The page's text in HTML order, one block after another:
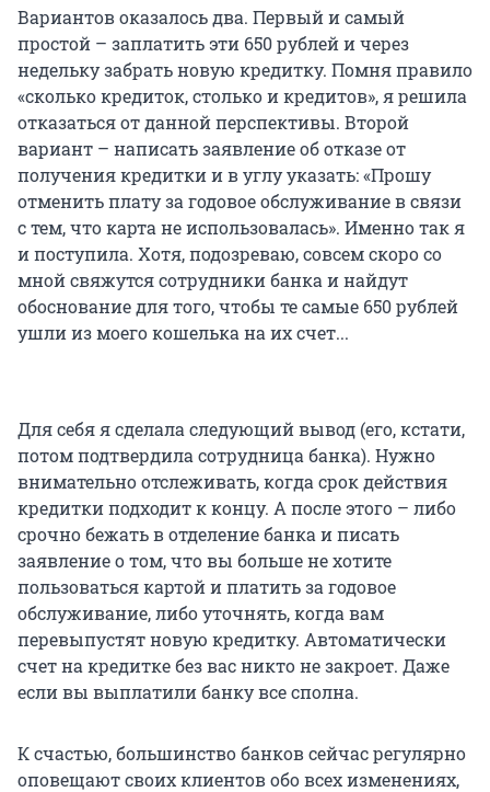
Вариантов оказалось два. Первый и самый
простой – заплатить эти 650 рублей и через
недельку забрать новую кредитку. Помня правило
«сколько кредиток, столько и кредитов», я решила
отказаться от данной перспективы. Второй
вариант – написать заявление об отказе от
получения кредитки и в углу указать: «Прошу
отменить плату за годовое обслуживание в связи
с тем, что карта не использовалась». Именно так я
и поступила. Хотя, подозреваю, совсем скоро со
мной свяжутся сотрудники банка и найдут
обоснование для того, чтобы те самые 650 рублей
ушли из моего кошелька на их счет...
Для себя я сделала следующий вывод (его, кстати,
потом подтвердила сотрудница банка). Нужно
внимательно отслеживать, когда срок действия
кредитки подходит к концу. А после этого – либо
срочно бежать в отделение банка и писать
заявление о том, что вы больше не хотите
пользоваться картой и платить за годовое
обслуживание, либо уточнять, когда вам
перевыпустят новую кредитку. Автоматически
счет на кредитке без вас никто не закроет. Даже
если вы выплатили банку все сполна.
К счастью, большинство банков сейчас регулярно
оповещают своих клиентов обо всех изменениях,